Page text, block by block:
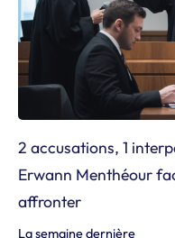
2 accusations, 1
Erwann Menthéour
affronter
La semaine dernière